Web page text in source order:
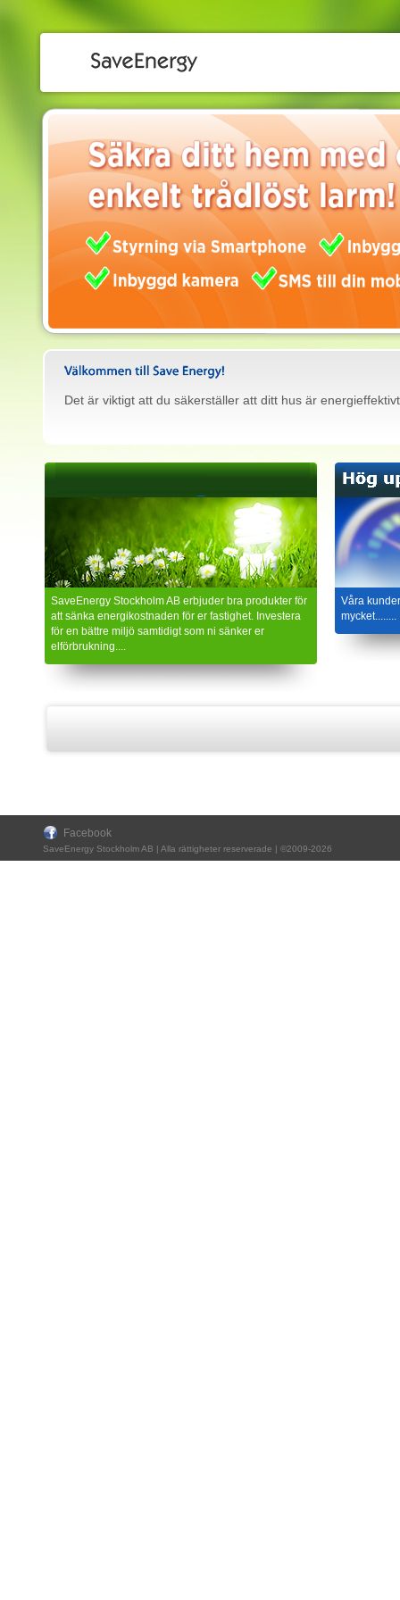
Det är viktigt att du säkerställer att ditt hus är
SaveEnergy Stockholm AB erbjuder bra produkter för
att sänka energikostnaden för er fastighet. Investera
för en bättre miljö samtidigt som ni sänker er
elförbrukning....
Våra
mycket........
Facebook
SaveEnergy Stockholm AB | Alla rättigheter reserverade | ©2009-2026